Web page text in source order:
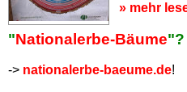
» mehr
"Nationalerbe-Bäume"?
-> nationalerbe-baeume.de!